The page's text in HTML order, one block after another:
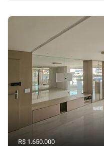
R$ 1.650.000